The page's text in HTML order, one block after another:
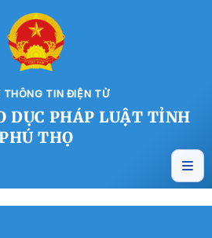
THÔNG TIN ĐIỆN TỬ
DỤC PHÁP LUẬT TỈNH
THỌ